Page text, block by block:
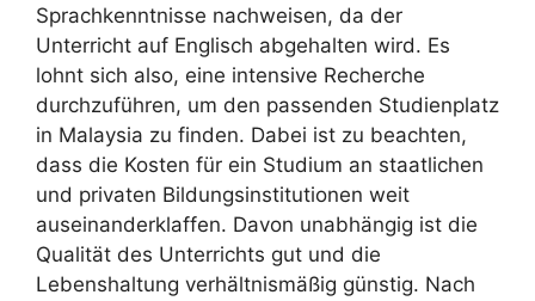
Sprachkenntnisse nachweisen, da der
Unterricht auf Englisch abgehalten wird. Es
lohnt sich also, eine intensive Recherche
durchzuführen, um den passenden Studienplatz
in Malaysia zu finden. Dabei ist zu beachten,
dass die Kosten für ein Studium an staatlichen
und privaten Bildungsinstitutionen weit
auseinanderklaffen. Davon unabhängig ist die
Qualität des Unterrichts gut und die
Lebenshaltung verhältnismäßig günstig. Nach